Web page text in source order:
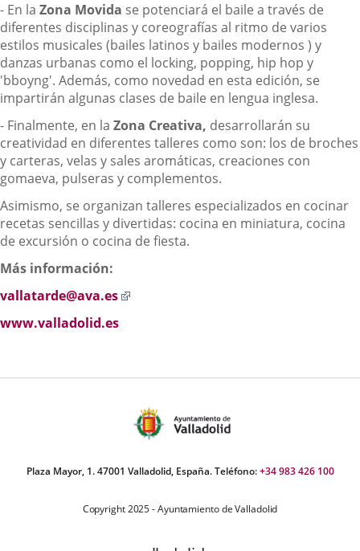
- En la Zona Movida se potenciará el baile a través de
diferentes disciplinas y coreografías al ritmo de varios
estilos musicales (bailes latinos y bailes modernos ) y
danzas urbanas como el locking, popping, hip hop y
'bboyng'. Además, como novedad en esta edición, se
impartirán algunas clases de baile en lengua inglesa.
- Finalmente, en la Zona Creativa, desarrollarán su
creatividad en diferentes talleres como son: los de broches
y carteras, velas y sales aromáticas, creaciones con
gomaeva, pulseras y complementos.
Asimismo, se organizan talleres especializados en cocinar
recetas sencillas y divertidas: cocina en miniatura, cocina
de excursión o cocina de fiesta.
Más información:
vallatarde@ava.es
www.valladolid.es
Plaza Mayor, 1. 47001 Valladolid, España. Teléfono:+34 983 426 100
Copyright 2025 - Ayuntamiento de Valladolid